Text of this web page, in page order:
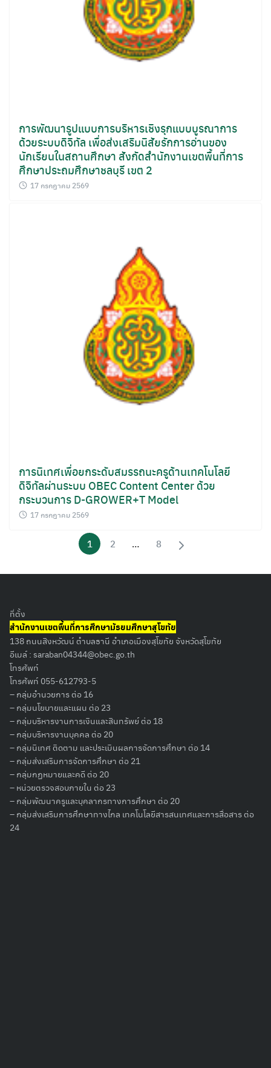
การพัฒนารูปแบบการบริหารเชิงรุกแบบบูรณาการ
ด้วยระบบดิจิทัล เพื่อส่งเสริมนิสัยรักการอ่านของ
นักเรียนในสถานศึกษา สังกัดสำนักงานเขตพื้นที่การ
ศึกษาประถมศึกษาชลบุรี เขต 2
17 กรกฎาคม 2569
การนิเทศเพื่อยกระดับสมรรถนะครูด้านเทคโนโลยี
ดิจิทัลผ่านระบบ OBEC Content Center ด้วย
กระบวนการ D-GROWER+T Model
17 กรกฎาคม 2569
1 2 … 8
ที่ตั้ง
สำนักงานเขตพื้นที่การศึกษามัธยมศึกษาสุโขทัย
138 ถนนสิงหวัฒน์ ตำบลธานี อำเภอเมืองสุโขทัย จังหวัดสุโขทัย
อีเมล์ : saraban04344@obec.go.th
โทรศัพท์
โทรศัพท์ 055-612793-5
– กลุ่มอำนวยการ ต่อ 16
– กลุ่มนโยบายและแผน ต่อ 23
– กลุ่มบริหารงานการเงินและสินทรัพย์ ต่อ 18
– กลุ่มบริหารงานบุคคล ต่อ 20
– กลุ่มนิเทศ ติดตาม และประเมินผลการจัดการศึกษา ต่อ 14
– กลุ่มส่งเสริมการจัดการศึกษา ต่อ 21
– กลุ่มกฏหมายและคดี ต่อ 20
– หน่วยตรวจสอบภายใน ต่อ 23
– กลุ่มพัฒนาครูและบุคลากรทางการศึกษา ต่อ 20
– กลุ่มส่งเสริมการศึกษาทางไกล เทคโนโลยีสารสนเทศและการสื่อสาร ต่อ
24